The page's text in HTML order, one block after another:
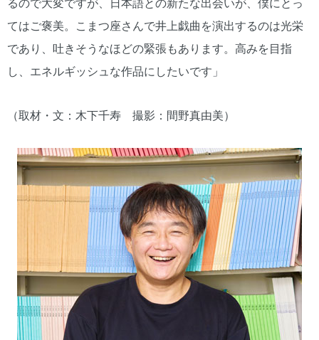
てはご褒美。こまつ座さんで井上戯曲を演出するのは光栄
であり、吐きそうなほどの緊張もあります。高みを目指
し、エネルギッシュな作品にしたいです」
（取材・文：木下千寿 撮影：間野真由美）